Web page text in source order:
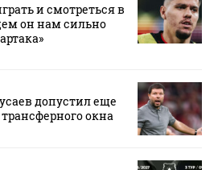
и смотреться в
он нам сильно
допустил еще
окна